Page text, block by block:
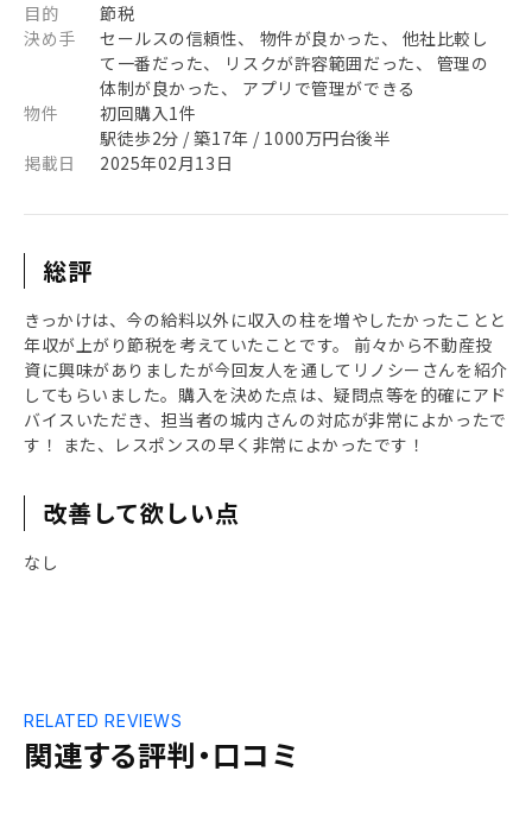
目的
節税
決め手
セールスの信頼性、 物件が良かった、 他社比較し
て一番だった、 リスクが許容範囲だった、 管理の
体制が良かった、 アプリで管理ができる
物件
初回購入1件
駅徒歩2分 / 築17年 / 1000万円台後半
掲載日
2025年02月13日
総評
きっかけは、今の給料以外に収入の柱を増やしたかったことと
年収が上がり節税を考えていたことです。 前々から不動産投
資に興味がありましたが今回友人を通してリノシーさんを紹介
してもらいました。購入を決めた点は、疑問点等を的確にアド
バイスいただき、担当者の城内さんの対応が非常によかったで
す！ また、レスポンスの早く非常によかったです！
改善して欲しい点
なし
関連する評判・口コミ
RELATED REVIEWS